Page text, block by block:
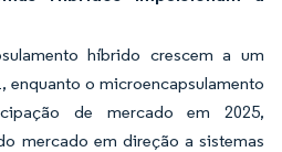
híbrido crescem a um
enquanto o microencapsulamento
de mercado em 2025,
mercado em direção a sistemas